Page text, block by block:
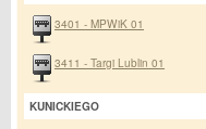
3401 - MPWiK 01
3411 - Targi Lublin 01
KUNICKIEGO